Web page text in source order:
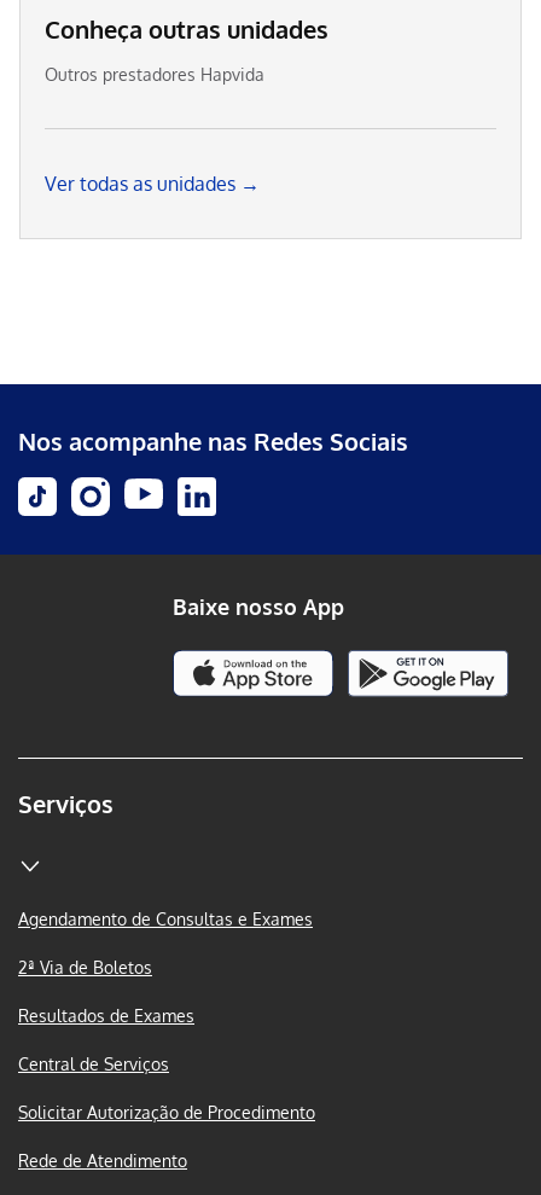
Conheça outras unidades
Outros prestadores Hapvida
Ver todas as unidades →
Nos acompanhe nas Redes Sociais
Serviços
Agendamento de Consultas e Exames
2ª Via de Boletos
Resultados de Exames
Central de Serviços
Solicitar Autorização de Procedimento
Rede de Atendimento
Baixe nosso App